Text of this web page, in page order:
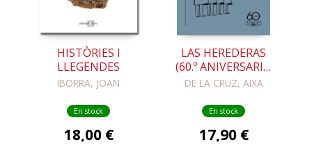
HISTÒRIES I
LLEGENDES
IBORRA, JOAN
En stock
18,00 €
LAS HEREDERAS
(60.º ANIVERSARIO
DE ALFAGUARA)
DE LA CRUZ, AIXA
En stock
17,90 €